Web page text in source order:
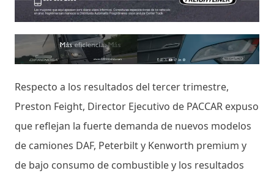
Respecto a los resultados del tercer trimestre,
Preston Feight, Director Ejecutivo de PACCAR expuso
que reflejan la fuerte demanda de nuevos modelos
de camiones DAF, Peterbilt y Kenworth premium y
de bajo consumo de combustible y los resultados